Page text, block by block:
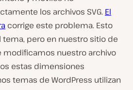
los archivos SVG. El
corrige este problema. Esto
tema, pero en nuestro sitio de
nuestro archivo
estas dimensiones
temas de WordPress utilizan